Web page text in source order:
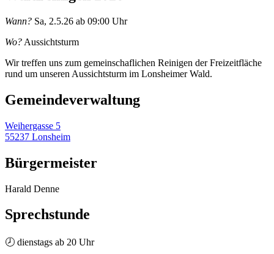
Wann? Sa, 2.5.26 ab 09:00 Uhr
Wo? Aussichtsturm
Wir treffen uns zum gemeinschaflichen Reinigen der Freizeitfläche
rund um unseren Aussichtsturm im Lonsheimer Wald.
Gemeinde­verwaltung
Weihergasse 5
55237 Lonsheim
Bürgermeister
Harald Denne
Sprechstunde
🕗 dienstags ab 20 Uhr